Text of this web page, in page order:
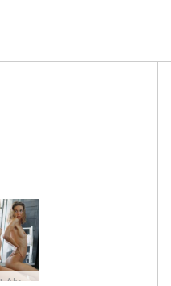
Dagur í lífi Alya - Útbreidd útgáfa